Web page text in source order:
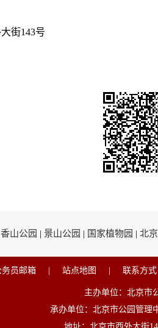
街143号
香山公园 | 景山公园 | 国家植物园 | 北
务员邮箱 站点地图 联系方式
主办单位：北京市
承办单位：北京市公园管理